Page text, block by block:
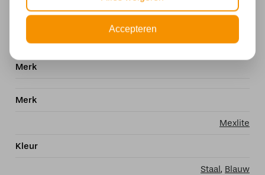
maximaal 40 watt
Specificaties
Merk
Merk
Mexlite
Kleur
Staal, Blauw
Accepteren